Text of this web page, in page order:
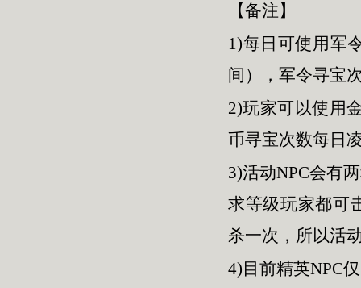
【备注】
1)每日可使用军
间），军令寻宝
2)玩家可以使用
币寻宝次数每日
3)活动NPC会有
求等级玩家都可
杀一次，所以活
4)目前精英NPC